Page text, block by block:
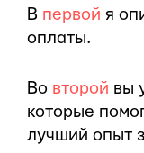
В первой я
оплаты.
Во второй вы
которые
лучший опыт